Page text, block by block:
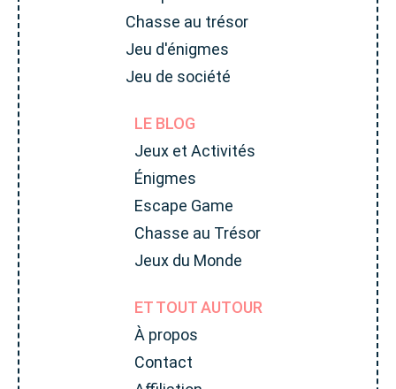
Chasse au trésor
Jeu d'énigmes
Jeu de société
LE BLOG
Jeux et Activités
Énigmes
Escape Game
Chasse au Trésor
Jeux du Monde
ET TOUT AUTOUR
À propos
Contact